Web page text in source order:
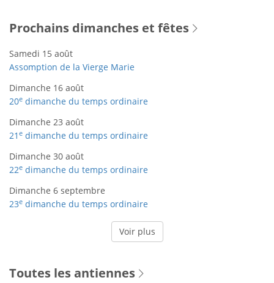
Prochains dimanches et fêtes
Samedi 15 août
Assomption de la Vierge Marie
Dimanche 16 août
20e dimanche du temps ordinaire
Dimanche 23 août
21 e dimanche du temps ordinaire
Dimanche 30 août
22e dimanche du temps ordinaire
Dimanche 6 septembre
23e dimanche du temps ordinaire
Voir plus
Toutes les antiennes